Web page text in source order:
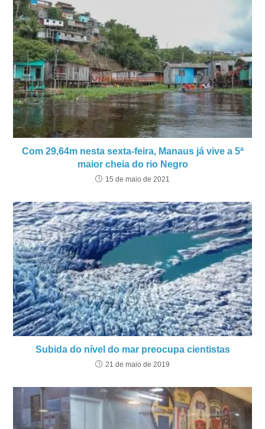
Com 29,64m nesta sexta-feira, Manaus já vive a 5ª
maior cheia do rio Negro
15 de maio de 2021
Subida do nível do mar preocupa cientistas
21 de maio de 2019